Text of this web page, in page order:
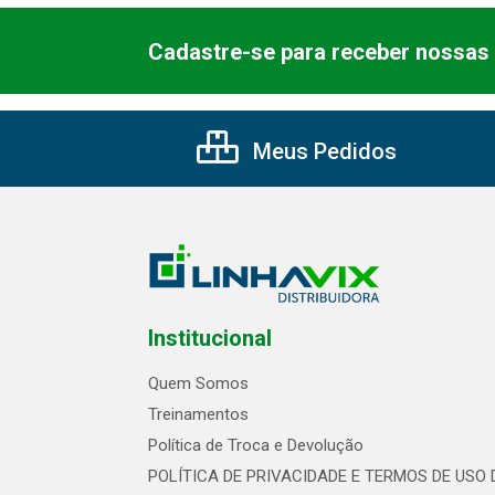
Cadastre-se para receber
Meus Pedidos
Institucional
Quem Somos
Treinamentos
Política de Troca e Devolução
POLÍTICA DE PRIVACIDADE E TERMOS DE USO